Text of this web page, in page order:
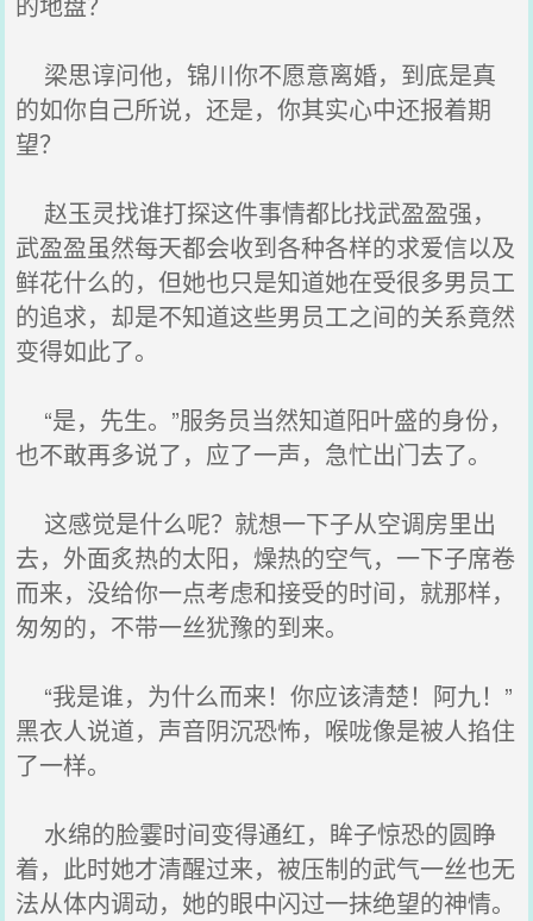
梁思谆问他，锦川你不愿意离婚，到底是真
的如你自己所说，还是，你其实心中还报着期
望？
赵玉灵找谁打探这件事情都比找武盈盈强，
武盈盈虽然每天都会收到各种各样的求爱信以及
鲜花什么的，但她也只是知道她在受很多男员工
的追求，却是不知道这些男员工之间的关系竟然
变得如此了。
“是，先生。”服务员当然知道阳叶盛的身份，
也不敢再多说了，应了一声，急忙出门去了。
这感觉是什么呢？就想一下子从空调房里出
去，外面炙热的太阳，燥热的空气，一下子席卷
而来，没给你一点考虑和接受的时间，就那样，
匆匆的，不带一丝犹豫的到来。
“我是谁，为什么而来！你应该清楚！阿九！”
黑衣人说道，声音阴沉恐怖，喉咙像是被人掐住
了一样。
水绵的脸霎时间变得通红，眸子惊恐的圆睁
着，此时她才清醒过来，被压制的武气一丝也无
法从体内调动，她的眼中闪过一抹绝望的神情。